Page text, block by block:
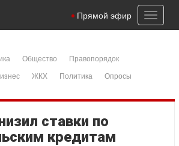
Toggle
Прямой эфир
Общество
Правопорядок
ЖКХ Политика
Опросы
ставки по
кредитам